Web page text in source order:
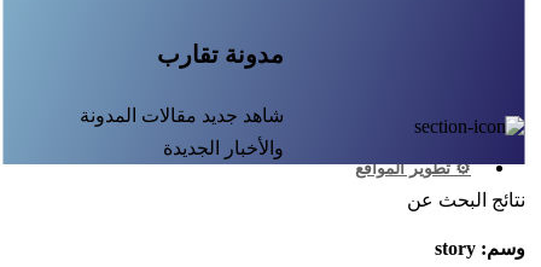
🚀 منتدى تقارب
⚙️ تطوير المواقع
مدونة تقارب
شاهد جديد مقالات المدونة
والأخبار الجديدة
نتائج البحث عن
وسم:story